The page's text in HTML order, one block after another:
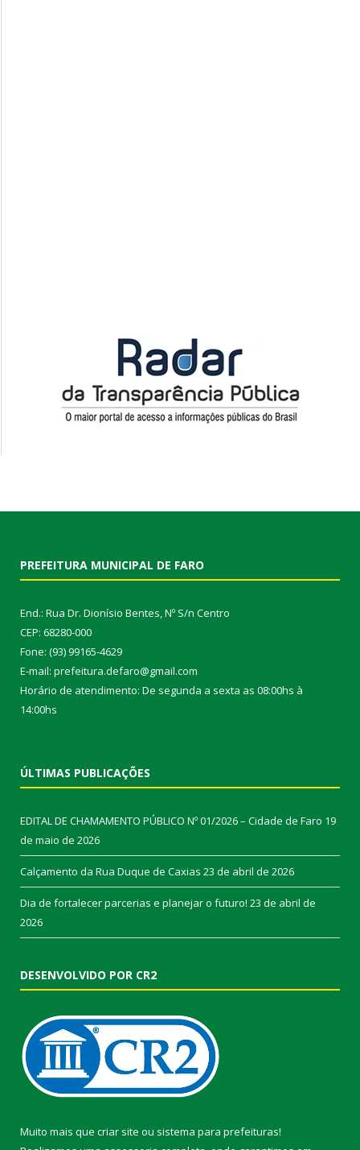
PREFEITURA MUNICIPAL DE FARO
End.: Rua Dr. Dionísio Bentes, Nº S/n Centro
CEP: 68280-000
Fone: (93) 99165-4629
E-mail: prefeitura.defaro@gmail.com
Horário de atendimento: De segunda a sexta as 08:00hs à
14:00hs
ÚLTIMAS PUBLICAÇÕES
EDITAL DE CHAMAMENTO PÚBLICO Nº 01/2026 – Cidade de Faro 19
de maio de 2026
Calçamento da Rua Duque de Caxias 23 de abril de 2026
Dia de fortalecer parcerias e planejar o futuro! 23 de abril de
2026
DESENVOLVIDO POR CR2
Muito mais que criar site ou sistema para prefeituras!